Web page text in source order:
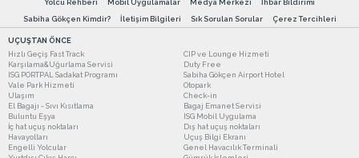
Yolcu Rehberi Mobil Uygulamalar Medya Merkezi
İhbar Bildirimi
Sabiha Gökçen Kimdir?
İletişim Bilgileri Sık Sorulan Sorular Çerez Tercihleri
UÇUŞTAN ÖNCE
Hızlı Geçiş Fast Track
CIP ve Lounge Hizmeti
Karşılama&Uğurlama Servisi
Duty Free
ISG PORTPAL Sadakat Programı
Sabiha Gökçen Airport Hotel
Vale Park Hizmeti
Otopark
Ulaşım
Check-in
El Bagajı - Sıvı Kısıtlama
Bagaj Emanet Servisi
Buluntu Eşya
ISG Mobil Uygulama
İç hat uçuş noktaları
Dış hat uçuş noktaları
Havayolları
Uçuş Bilgi Ekranı
Engelli Yolcular
Genel Havacılık Terminali